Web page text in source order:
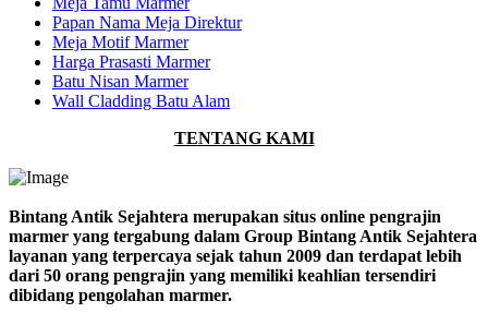
Papan Nama Meja Direktur
Meja Motif Marmer
Harga Prasasti Marmer
Batu Nisan Marmer
Wall Cladding Batu Alam
TENTANG KAMI
Bintang Antik Sejahtera merupakan situs online pengrajin
marmer yang tergabung dalam Group Bintang Antik Sejahtera
layanan yang terpercaya sejak tahun 2009 dan terdapat lebih
dari 50 orang pengrajin yang memiliki keahlian tersendiri
dibidang pengolahan marmer.